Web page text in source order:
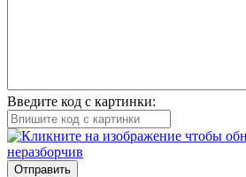
Введите код с картинки:
Отправить